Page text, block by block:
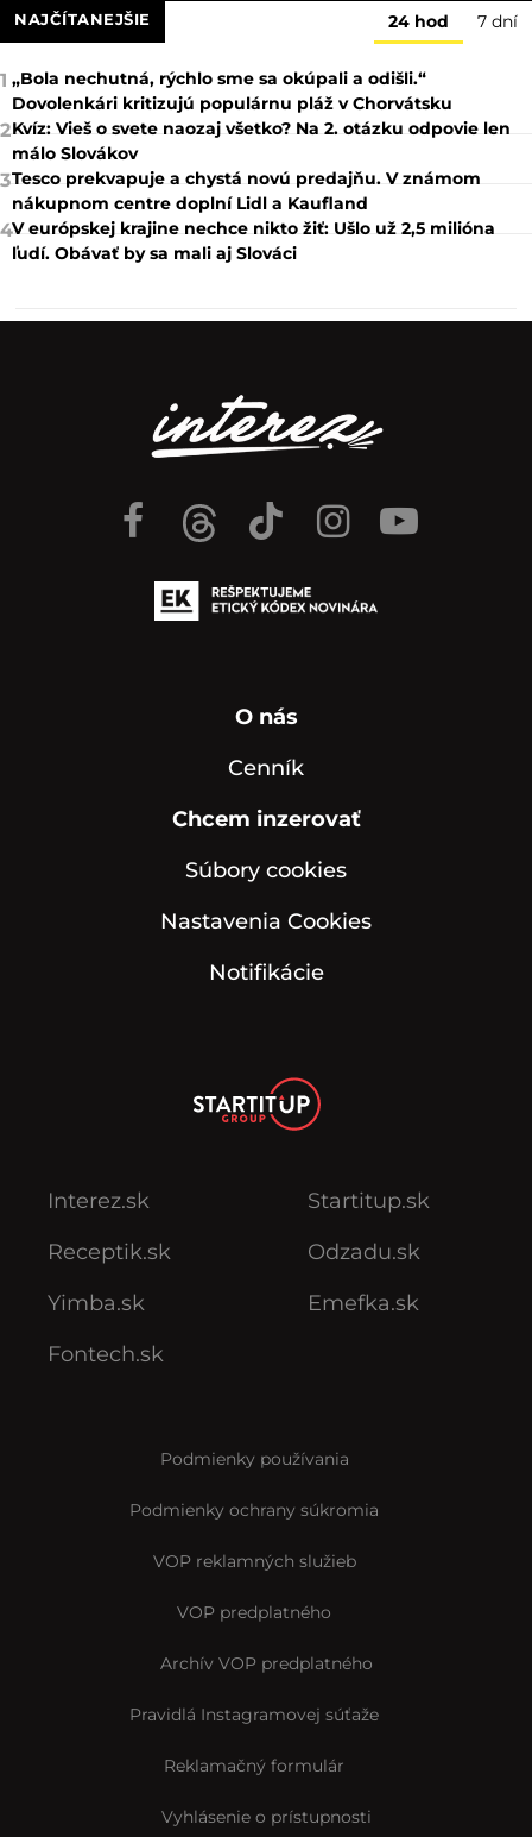
NAJČÍTANEJŠIE 24 hod 7 dní
1 „Bola nechutná, rýchlo sme sa okúpali a odišli.“
Dovolenkári kritizujú populárnu pláž v Chorvátsku
2Kvíz: Vieš o svete naozaj všetko? Na 2. otázku odpovie len
málo Slovákov
3Tesco prekvapuje a chystá novú predajňu. V známom
nákupnom centre doplní Lidl a Kaufland
4V európskej krajine nechce nikto žiť: Ušlo už 2,5 milióna
ľudí. Obávať by sa mali aj Slováci
O nás
Cenník
Chcem inzerovať
Súbory cookies
Nastavenia Cookies
Notifikácie
Interez.sk
Receptik.sk
Yimba.sk
Fontech.sk
Startitup.sk
Odzadu.sk
Emefka.sk
Podmienky používania
Podmienky ochrany súkromia
VOP reklamných služieb
VOP predplatného
Archív VOP predplatného
Pravidlá Instagramovej súťaže
Reklamačný formulár
Vyhlásenie o prístupnosti